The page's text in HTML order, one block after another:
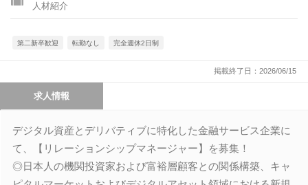
人材紹介
第二新卒歓迎 転勤なし 完全週休2日制
掲載終了日：2026/06/15
求人情報
デジタル資産とデリバティブに特化した金融サービス企業に
て、【リレーションシップマネージャー】を募集！
◎日本人の機関投資家および富裕層顧客との関係構築、キャ